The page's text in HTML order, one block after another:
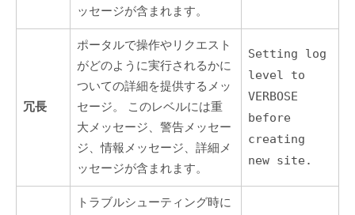
ッセージが含まれます。
冗長
ポータルで操作やリクエスト
がどのように実行されるかに
ついての詳細を提供するメッ
セージ。 このレベルには重
大メッセージ、警告メッセー
ジ、情報メッセージ、詳細メ
ッセージが含まれます。
Setting log
level to
VERBOSE
before
creating
new site.
トラブルシューティング時に